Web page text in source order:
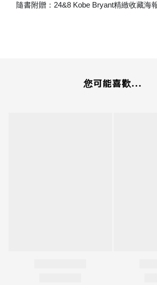
隨書附贈：24&8 Kobe Bryant精緻收藏海
您可能喜歡...